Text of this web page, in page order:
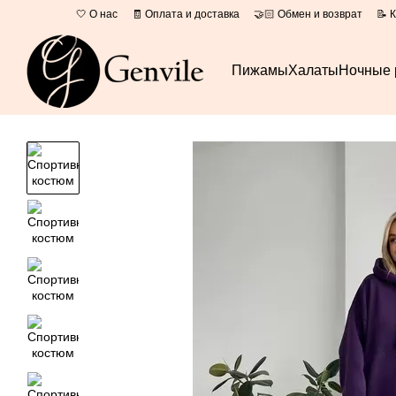
Перейти к основному контенту
🤍 О нас 🧾 Оплата и доставка 🤝🏻 Обмен и возврат
📝
ПижамыХалатыНочные